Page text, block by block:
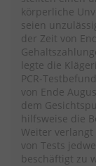
körperliche
seien
der Zeit von
legte die
PCR-
von Ende
dem
hilfsweise die
Weiter
von Tests
beschäftigt zu